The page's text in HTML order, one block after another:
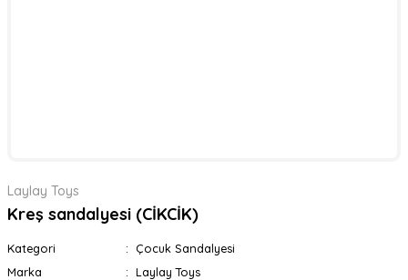
Laylay Toys
Kreş sandalyesi (CİKCİK)
Kategori
Çocuk Sandalyesi
Marka
Laylay Toys